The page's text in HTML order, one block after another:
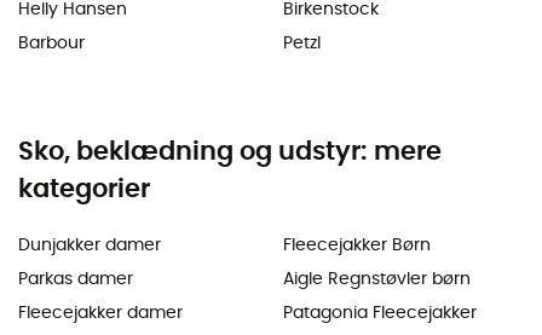
Helly Hansen
Barbour
Birkenstock
Petzl
Sko, beklædning og udstyr: mere
kategorier
Dunjakker damer
Parkas damer
Fleecejakker damer
Fleecejakker Børn
Aigle Regnstøvler børn
Patagonia Fleecejakker